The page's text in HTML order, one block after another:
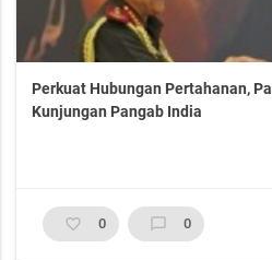
Perkuat Hubungan Pertahanan,
Kunjungan Pangab India
favorite_border 0 chat_bubble_outline 0